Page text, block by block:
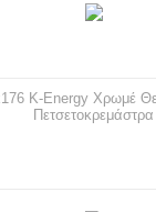
K-Energy Χρωμέ
Πετσετοκρεμάστρα